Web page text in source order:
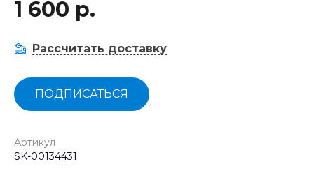
1 600 р.
Рассчитать доставку
ПОДПИСАТЬСЯ
Артикул
SK-00134431